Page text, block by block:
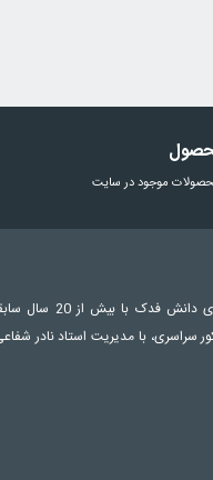
موجود در سایت
موسسه علمی انتشاراتی سرای دانش فدک با بیش
سراسری، با مدیریت استاد نادر